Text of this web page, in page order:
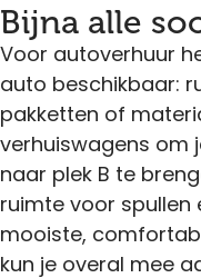
Bijna alle
Voor autoverhuur
auto beschikbaar:
pakketten of
verhuiswagens om
naar plek B te
ruimte voor spullen
mooiste,
kun je overal mee